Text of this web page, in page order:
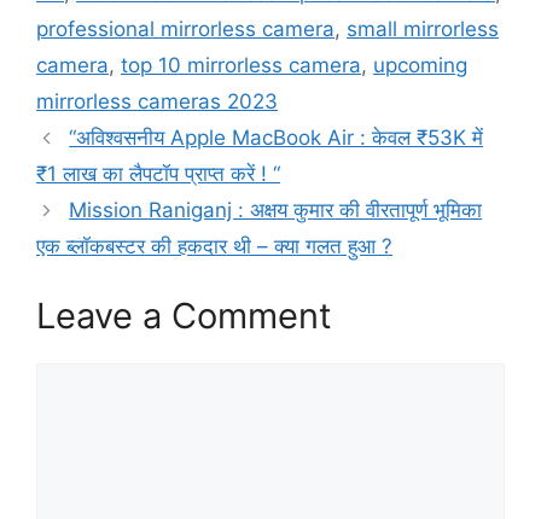
professional mirrorless camera, small mirrorless
camera, top 10 mirrorless camera, upcoming
mirrorless cameras 2023
“अविश्वसनीय Apple MacBook Air : केवल ₹53K में
₹1 लाख का लैपटॉप प्राप्त करें ! “
Mission Raniganj : अक्षय कुमार की वीरतापूर्ण भूमिका
एक ब्लॉकबस्टर की हकदार थी – क्या गलत हुआ ?
Leave a Comment